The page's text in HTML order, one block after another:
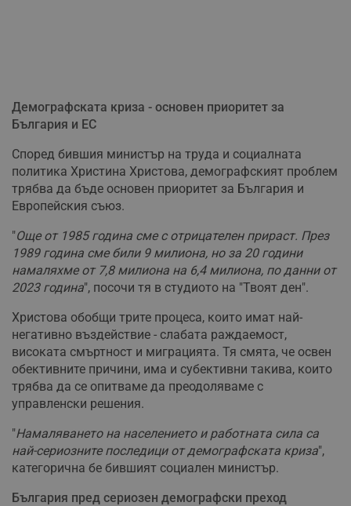
Демографската криза - основен приоритет за
България и ЕС
Според бившия министър на труда и социалната
политика Христина Христова, демографският проблем
трябва да бъде основен приоритет за България и
Европейския съюз.
"Още от 1985 година сме с отрицателен прираст. През
1989 година сме били 9 милиона, но за 20 години
намаляхме от 7,8 милиона на 6,4 милиона, по данни от
2023 година", посочи тя в студиото на "Твоят ден".
Христова обобщи трите процеса, които имат най-
негативно въздействие - слабата раждаемост,
високата смъртност и миграцията. Тя смята, че освен
обективните причини, има и субективни такива, които
трябва да се опитваме да преодоляваме с
управленски решения.
"Намаляването на населението и работната сила са
най-сериозните последици от демографската криза",
категорична бе бившият социален министър.
България пред сериозен демографски преход